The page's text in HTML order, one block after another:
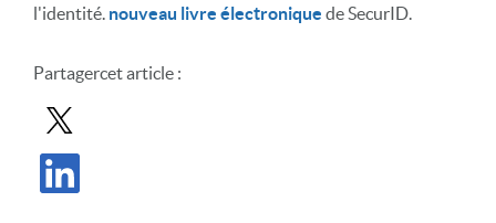
l'identité. nouveau livre électronique de SecurID.
Partagercet article :
Partager le message dans X